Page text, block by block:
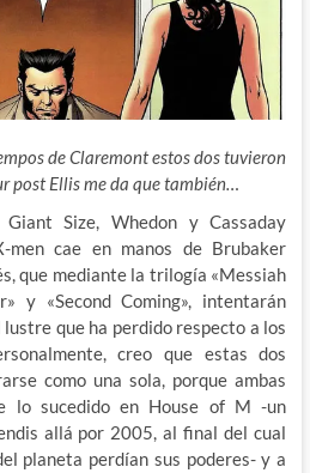
de Claremont estos dos tuvieron
post Ellis me da que también…
Size, Whedon y Cassaday
men cae en manos de Brubaker
que mediante la trilogía «Messiah
y «Second Coming», intentarán
que ha perdido respecto a los
creo que estas dos
como una sola, porque ambas
lo sucedido en House of M -un
allá por 2005, al final del cual
planeta perdían sus poderes- y a